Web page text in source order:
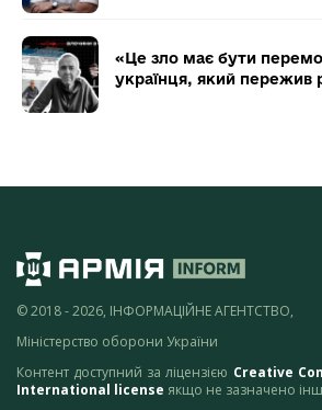
«Це зло має бути
українця, який пережив
© 2018 - 2026, ІНФОРМАЦІЙНЕ АГЕНТСТВО,
Міністерство оборони України
Контент доступний за ліцензією Creative
International license якщо не зазначено